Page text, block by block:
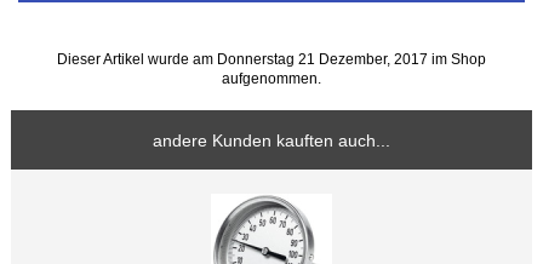
Dieser Artikel wurde am Donnerstag 21 Dezember, 2017 im Shop
aufgenommen.
andere Kunden kauften auch...